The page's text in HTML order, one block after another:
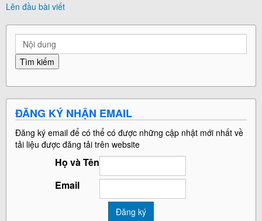
Lên đầu bài viết
ĐĂNG KÝ NHẬN EMAIL
Đăng ký email để có thể có được những cập nhật mới nhất về
tải liệu được đăng tải trên website
Họ và Tên
Email